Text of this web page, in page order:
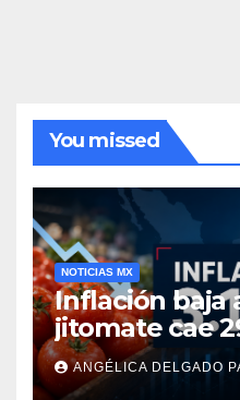
You missed
NOTICIAS MX
Inflación baja
jitomate cae
cebolla y
encarecen
ANGÉLICA DELGADO